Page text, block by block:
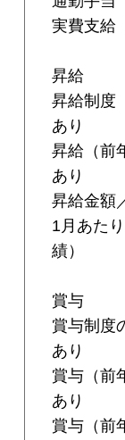
実費支給
昇給
昇給制度
あり
昇給（前
あり
昇給金額
1月あた
績）
賞与
賞与制度
あり
賞与（前
あり
賞与（前